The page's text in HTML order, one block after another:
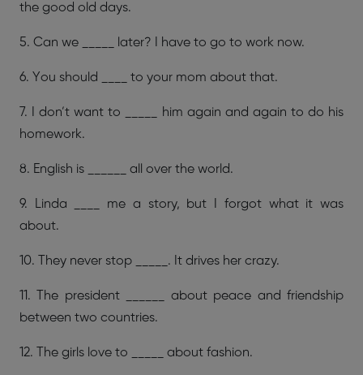
the good old days.
5. Can we _____ later? I have to go to work now.
6. You should ____ to your mom about that.
7. I don’t want to _____ him again and again to do his
homework.
8. English is ______ all over the world.
9. Linda ____ me a story, but I forgot what it was
about.
10. They never stop _____. It drives her crazy.
11. The president ______ about peace and friendship
between two countries.
12. The girls love to _____ about fashion.